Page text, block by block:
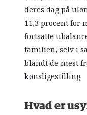
deres dag på
11,3 procent for
fortsatte
familien, selv i
blandt de mest
kønsligestilling.
Hvad er